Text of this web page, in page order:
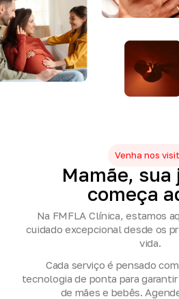
Venha nos
Mamãe, sua
começa
Na FMFLA Clínica, estamos
cuidado excepcional desde os
vida.
Cada serviço é pensado
tecnologia de ponta para
de mães e bebês.